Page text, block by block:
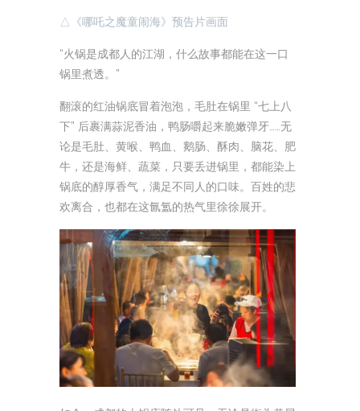
△《哪吒之魔童闹海》预告片画面
“火锅是成都人的江湖，什么故事都能在这一口
锅里煮透。”
翻滚的红油锅底冒着泡泡，毛肚在锅里 “七上八
下” 后裹满蒜泥香油，鸭肠嚼起来脆嫩弹牙……无
论是毛肚、黄喉、鸭血、鹅肠、酥肉、脑花、肥
牛，还是海鲜、蔬菜，只要丢进锅里，都能染上
锅底的醇厚香气，满足不同人的口味。百姓的悲
欢离合，也都在这氤氲的热气里徐徐展开。